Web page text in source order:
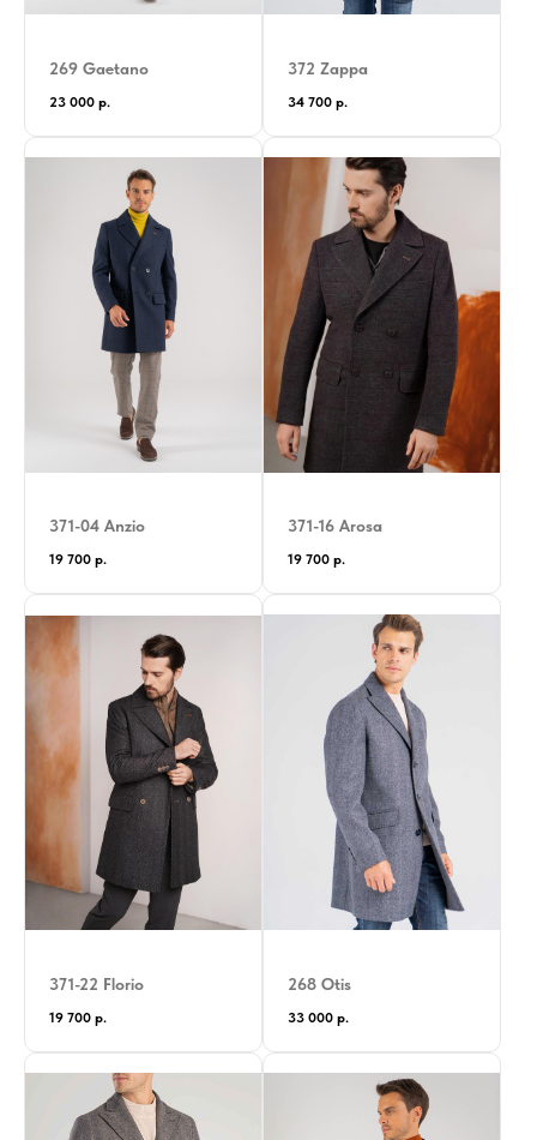
269 Gaetano
23 000 р.
372 Zappa
34 700 р.
371-04 Anzio
19 700 р.
371-16 Arosa
19 700 р.
371-22 Florio
19 700 р.
268 Otis
33 000 р.